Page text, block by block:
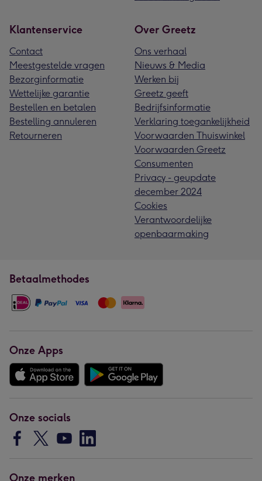
Klantenservice
Contact
Meestgestelde vragen
Bezorginformatie
Wettelijke garantie
Bestellen en betalen
Bestelling annuleren
Retourneren
Over Greetz
Ons verhaal
Nieuws & Media
Werken bij
Greetz geeft
Bedrijfsinformatie
Verklaring toegankelijkheid
Voorwaarden Thuiswinkel
Voorwaarden Greetz
Consumenten
Privacy - geupdate
december 2024
Cookies
Verantwoordelijke
openbaarmaking
Betaalmethodes
Onze Apps
Onze socials
Onze merken